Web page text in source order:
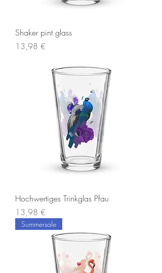
Shaker pint glass
Preis
13,98 €
Hochwertiges Trinkglas Pfau
Preis
13,98 €
Summersale